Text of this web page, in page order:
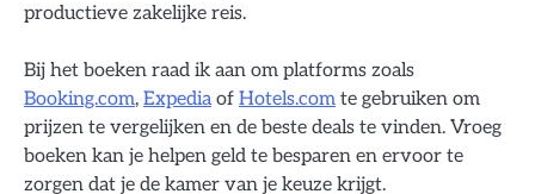
productieve zakelijke reis.
Bij het boeken raad ik aan om platforms zoals
Booking.com, Expediaof Hotels.com te gebruiken om
prijzen te vergelijken en de beste deals te vinden. Vroeg
boeken kan je helpen geld te besparen en ervoor te
zorgen dat je de kamer van je keuze krijgt.